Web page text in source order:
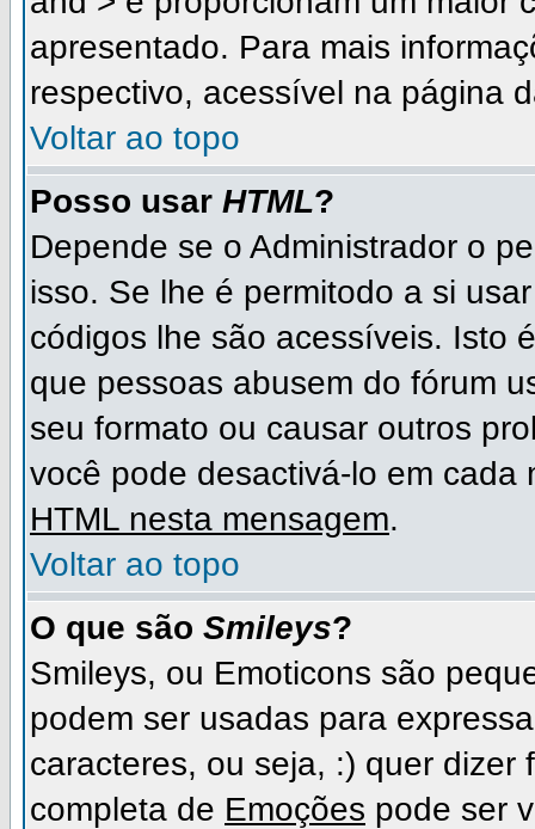
apresentado. Para mais
respectivo, acessível na página
Voltar ao topo
Posso usar HTML?
Depende se o Administrador o
isso. Se lhe é permitodo a si
códigos lhe são acessíveis. Isto
que pessoas abusem do fórum
seu formato ou causar outros
você pode desactivá-lo em
HTML nesta mensagem.
Voltar ao topo
O que são Smileys?
Smileys, ou Emoticons são
podem ser usadas para
caracteres, ou seja, :) quer dizer
completa de Emoções pode ser